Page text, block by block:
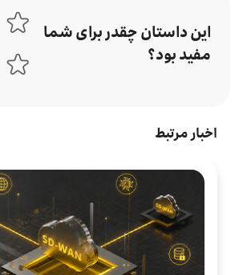
این داستان چقدر برای شما
مفید بود؟
اخبار مرتبط